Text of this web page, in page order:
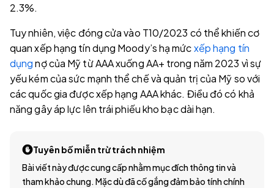
2.3%.
Tuy nhiên, việc đóng cửa vào T10/2023 có thể khiến cơ
quan xếp hạng tín dụng Moody’s hạ mứcxếp hạng tín
dụngnợ của Mỹ từ AAA xuống AA+ trong năm 2023 vì sự
yếu kém của sức mạnh thể chế và quản trị của Mỹ so với
các quốc gia được xếp hạng AAA khác. Điều đó có khả
năng gây áp lực lên trái phiếu kho bạc dài hạn.
Tuyên bố miễn trừ trách nhiệm
Bài viết này được cung cấp nhằm mục đích thông tin và
tham khảo chung. Mặc dù đã cố gắng đảm bảo tính chính